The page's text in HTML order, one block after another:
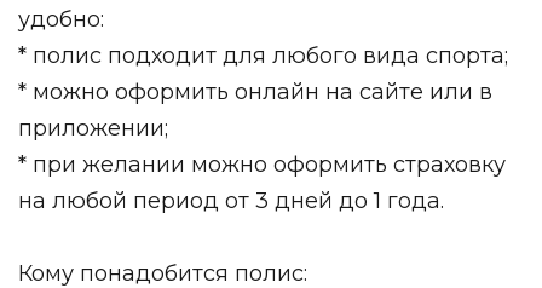
удобно:
* полис подходит для любого вида спорта;
* можно оформить онлайн на сайте или в
приложении;
* при желании можно оформить страховку
на любой период от 3 дней до 1 года.
Кому понадобится полис: